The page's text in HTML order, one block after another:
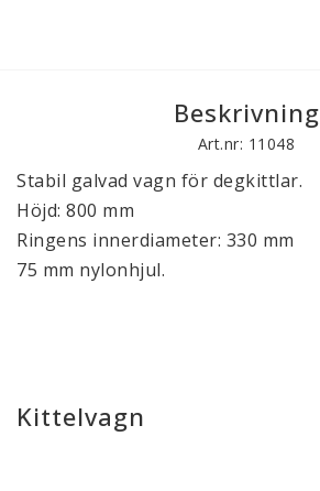
Beskrivning
Art.nr: 11048
Stabil galvad vagn för degkittlar.
Höjd: 800 mm
Ringens innerdiameter: 330 mm
75 mm nylonhjul.
Kittelvagn